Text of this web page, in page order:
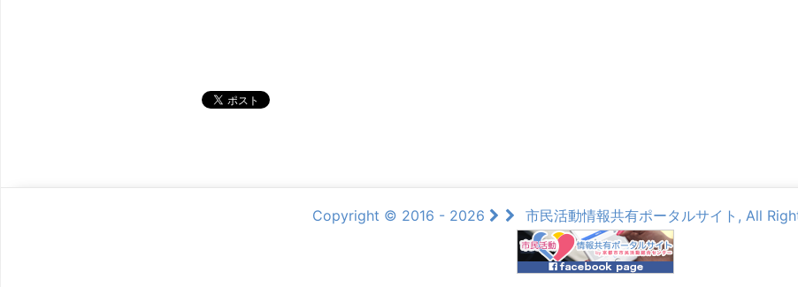
Copyright © 2016 - 2026 市民活動情報共有ポータルサイト, All